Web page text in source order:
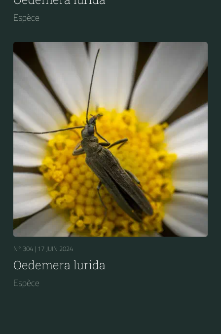
Espèce
N° 304 | 17 JUIN 2024
Oedemera lurida
Espèce